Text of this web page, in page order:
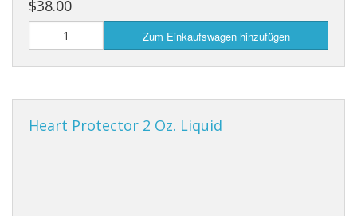
$38.00
Zum Einkaufswagen hinzufügen
Heart Protector 2 Oz. Liquid